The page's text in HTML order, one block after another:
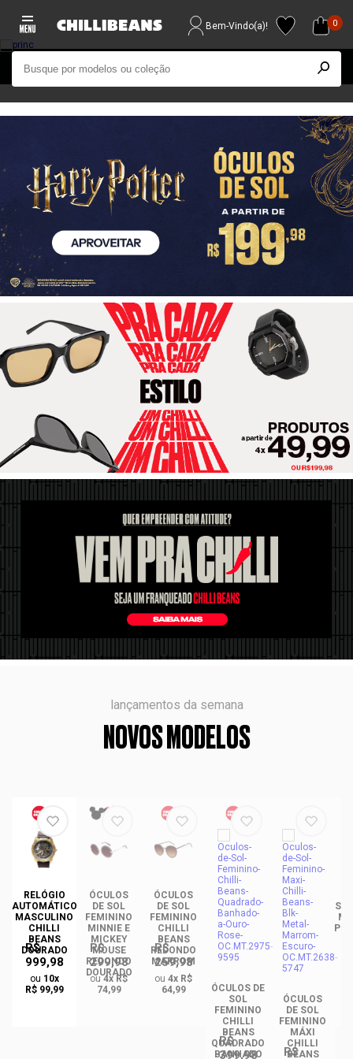
Bem-Vindo(a)! 0
lançamentos da semana
NOVOS MODELOS
RELÓGIO
AUTOMÁTICO
MASCULINO
CHILLI
BEANS
DOURADO
R$
999,98
ou 10x
R$ 99,99
ÓCULOS
DE SOL
FEMININO
MINNIE E
MICKEY
MOUSE
REDONDO
DOURADO
R$
299,98
ou4x R$
74,99
ÓCULOS
DE SOL
FEMININO
CHILLI
BEANS
REDONDO
MARROM
R$
259,98
ou 4x R$
64,99
ÓCULOS DE
SOL
FEMININO
CHILLI
BEANS
QUADRADO
BANHADO
R$
399,98
ÓCULOS
DE SOL
FEMININO
MÁXI
CHILLI
BEANS
R$